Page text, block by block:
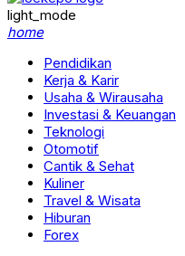
light_mode
home
Pendidikan
Kerja & Karir
Usaha & Wirausaha
Investasi & Keuangan
Teknologi
Otomotif
Cantik & Sehat
Kuliner
Travel & Wisata
Hiburan
Forex